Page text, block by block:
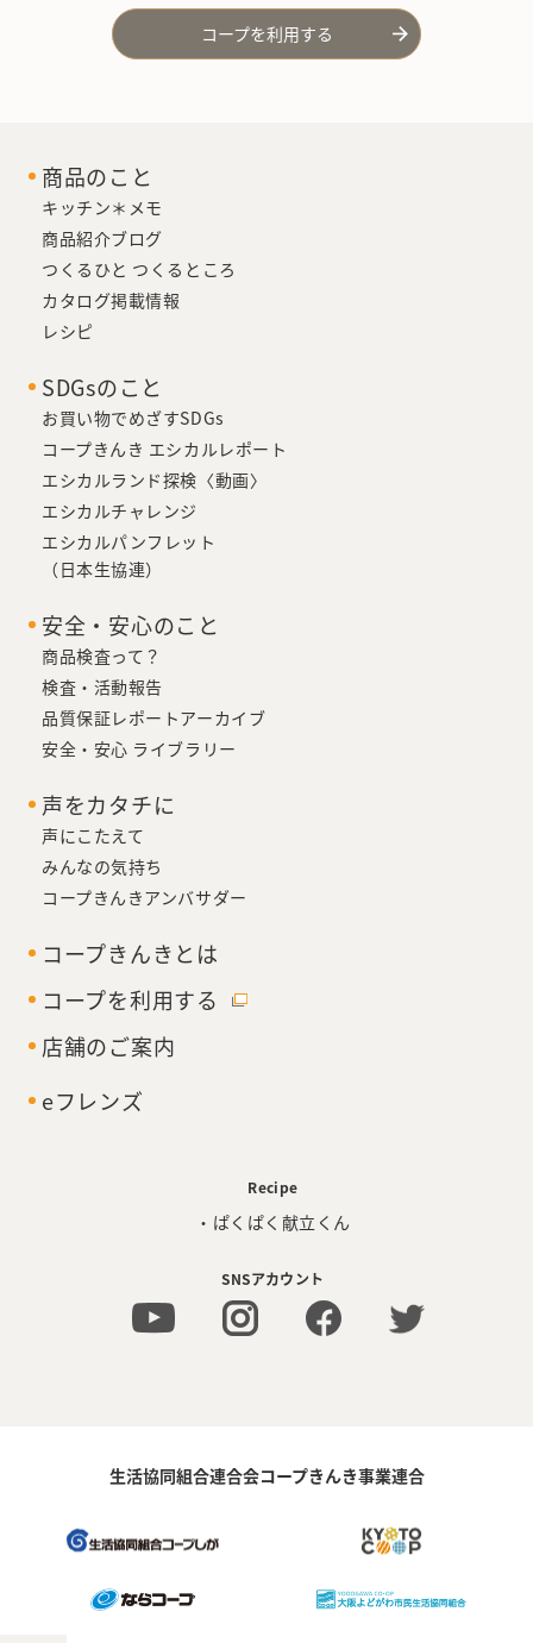
コープを利用する
商品のこと
キッチン＊メモ
商品紹介ブログ
つくるひと つくるところ
カタログ掲載情報
レシピ
SDGsのこと
お買い物でめざすSDGs
コープきんき エシカルレポート
エシカルランド探検〈動画〉
エシカルチャレンジ
エシカルパンフレット
（日本生協連）
安全・安心のこと
商品検査って？
検査・活動報告
品質保証レポートアーカイブ
安全・安心 ライブラリー
声をカタチに
声にこたえて
みんなの気持ち
コープきんきアンバサダー
コープきんきとは
コープを利用する
店舗のご案内
eフレンズ
Recipe
・ぱくぱく献立くん
SNSアカウント
生活協同組合連合会コープきんき事業連合